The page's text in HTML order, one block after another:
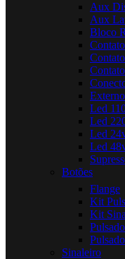
Aux
Aux
Bloco
Contato
Led
Led
Led
Led
Botões
Flange
Kit
Kit
Sinaleiro